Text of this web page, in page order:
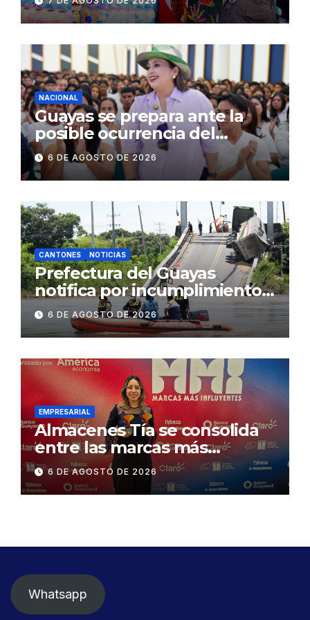
públicos de Pichincha: 684
operativos en zonas
comerciales y de
concurrencia
NACIONAL
Guayas se prepara ante la
posible ocurrencia del
fenómeno de El Niño:
Gobierno Nacional capacita a
2.500 jóvenes
6 DE AGOSTO DE 2026
CANTONES NOTICIAS
Prefectura del Guayas
notifica por incumplimiento
contractual a la
Concesionaria CONORTE y
exige celeridad en
desmontaje del puente
Gonzalo Icaza Cornejo, en
Daule
6 DE AGOSTO DE 2026
EMPRESARIAL
Almacenes Tía se consolida
entre las marcas más
influyentes del Ecuador
6 DE AGOSTO DE 2026
Whatsapp